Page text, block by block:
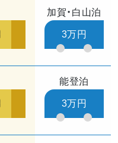
加賀・白山泊
3万円
能登泊
3万円